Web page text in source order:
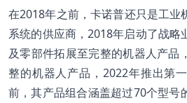
在2018年之前，卡诺普还只是工业
系统的供应商，2018年启动了战略
及零部件拓展至完整的机器人产品
整的机器人产品，2022年推出第
前，其产品组合涵盖超过70个型号